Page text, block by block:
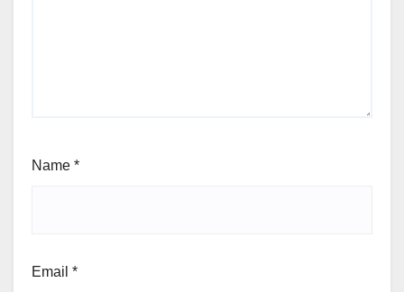
Name *
Email *